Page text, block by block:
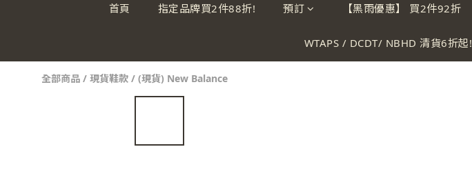
首頁 指定品牌買2件88折! 預訂 【黑雨優惠】 買2件92折
WTAPS / DCDT/ NBHD 清貨6折起!
全部商品 / 現貨鞋款 / (現貨) New Balance